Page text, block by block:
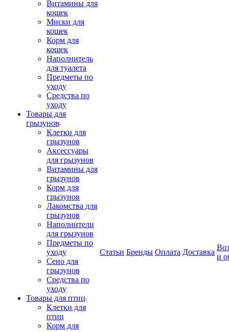
Витамины для
кошек
Миски для
кошек
Корм для
кошек
Наполнитель
для туалета
Предметы по
уходу
Средства по
уходу
Товары для
грызунов
Клетки для
грызунов
Аксессуары
для грызунов
Витамины для
грызунов
Корм для
грызунов
Лакомства для
грызунов
Наполнители
для грызунов
Предметы по
уходу
Сено для
грызунов
Средства по
уходу
Товары для птиц
Клетки для
птиц
Корм для
Статьи Бренды Оплата Доставка
и